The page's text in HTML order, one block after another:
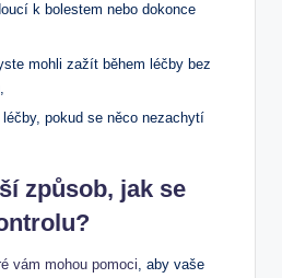
k bolestem nebo dokonce
mohli zažít během léčby bez
pokud se něco nezachytí
způsob, jak se
vám mohou pomoci , aby vaše